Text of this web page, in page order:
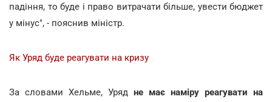
падіння, то буде і право витрачати більше, увести бюджет
у мінус", - пояснив міністр.
Як Уряд буде реагувати на кризу
За словами Хельме, Уряд не має наміру реагувати на